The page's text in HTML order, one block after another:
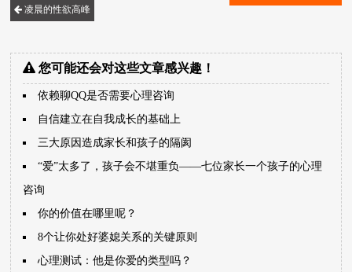
凌晨的性欲高峰
您可能还会对这些文章感兴趣！
依赖聊QQ是否需要心理咨询
自信建立在自我成长的基础上
三大原因造成家长和孩子的隔阂
“爱”太多了，孩子会不堪重负――七位家长一个孩子的心理
咨询
你的价值在哪里呢？
8个让你处好婆媳关系的关键原则
心理测试：他是你爱的类型吗？